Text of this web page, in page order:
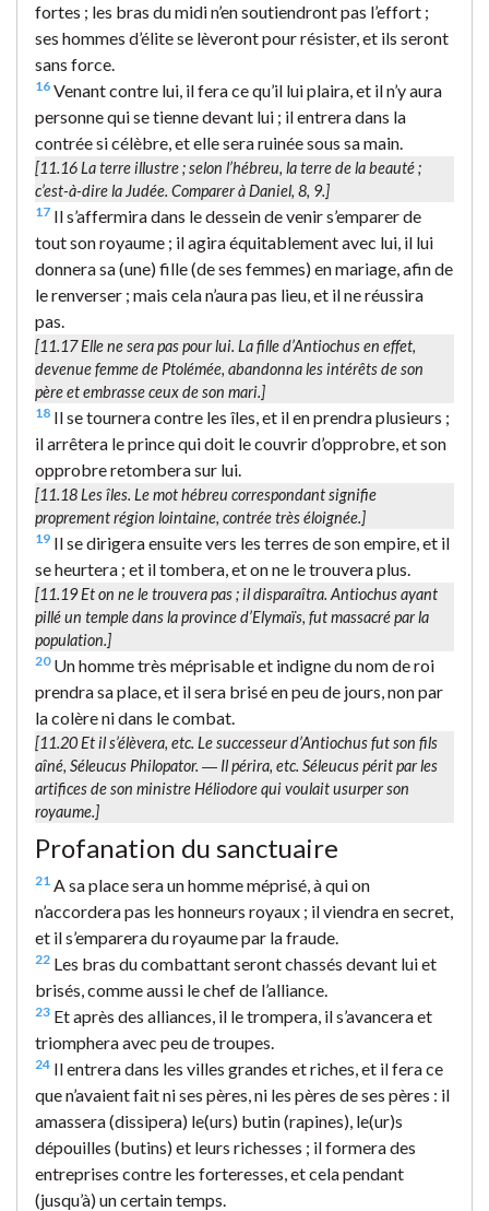
fortes ; les bras du midi n’en soutiendront pas l’effort ;
ses hommes d’élite se lèveront pour résister, et ils seront
sans force.
16 Venant contre lui, il fera ce qu’il lui plaira, et il n’y aura
personne qui se tienne devant lui ; il entrera dans la
contrée si célèbre, et elle sera ruinée sous sa main.
[11.16La terre illustre; selon l’hébreu, la terre de la beauté;
c’est-à-dire la Judée. Comparer à Daniel, 8, 9.]
17 Il s’affermira dans le dessein de venir s’emparer de
tout son royaume ; il agira équitablement avec lui, il lui
donnera sa (une) fille (de ses femmes) en mariage, afin de
le renverser ; mais cela n’aura pas lieu, et il ne réussira
pas.
[11.17Elle ne sera pas pour lui. La fille d’Antiochus en effet,
devenue femme de Ptolémée, abandonna les intérêts de son
père et embrasse ceux de son mari.]
18 Il se tournera contre les îles, et il en prendra plusieurs ;
il arrêtera le prince qui doit le couvrir d’opprobre, et son
opprobre retombera sur lui.
[11.18Les îles. Le mot hébreu correspondant signifie
proprementrégion lointaine, contrée très éloignée.]
19 Il se dirigera ensuite vers les terres de son empire, et il
se heurtera ; et il tombera, et on ne le trouvera plus.
[11.19Et on ne le trouvera pas; il disparaîtra. Antiochus ayant
pillé un temple dans la province d’Elymaïs, fut massacré par la
population.]
20Un homme très méprisable et indigne du nom de roi
prendra sa place, et il sera brisé en peu de jours, non par
la colère ni dans le combat.
[11.20Et il s’élèvera, etc. Le successeur d’Antiochus fut son fils
aîné, Séleucus Philopator. ― Il périra, etc. Séleucus périt par les
artifices de son ministre Héliodore qui voulait usurper son
royaume.]
Profanation du sanctuaire
21 A sa place sera un homme méprisé, à qui on
n’accordera pas les honneurs royaux ; il viendra en secret,
et il s’emparera du royaume par la fraude.
22 Les bras du combattant seront chassés devant lui et
brisés, comme aussi le chef de l’alliance.
23 Et après des alliances, il le trompera, il s’avancera et
triomphera avec peu de troupes.
24 Il entrera dans les villes grandes et riches, et il fera ce
que n’avaient fait ni ses pères, ni les pères de ses pères : il
amassera (dissipera) le(urs) butin (rapines), le(ur)s
dépouilles (butins) et leurs richesses ; il formera des
entreprises contre les forteresses, et cela pendant
(jusqu’à) un certain temps.